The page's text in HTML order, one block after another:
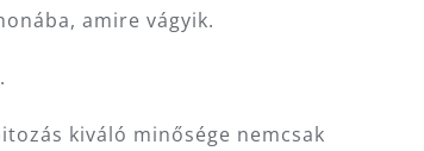
amire vágyik.
kiváló minősége nemcsak